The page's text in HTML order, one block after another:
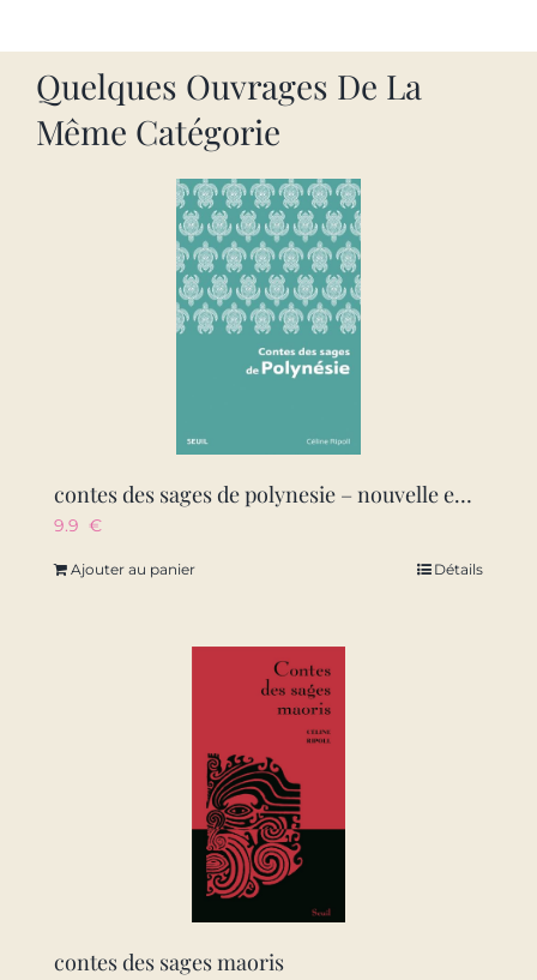
Quelques Ouvrages De La
Même Catégorie
contes des sages de polynesie – nouvelle edition
9.9 €
Ajouter au panier Détails
contes des sages maoris